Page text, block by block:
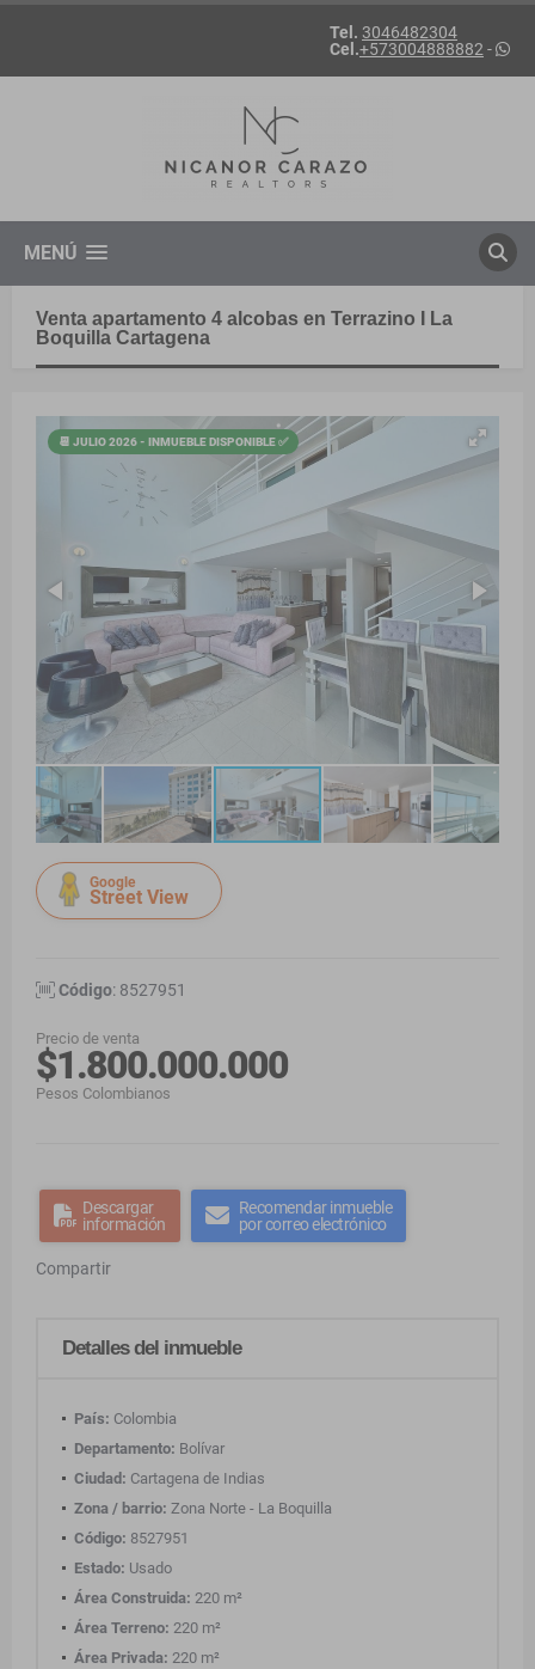
Tel. 3046482304
Cel.+573004888882 -
MENÚ
Venta apartamento 4 alcobas en Terrazino I La
Boquilla Cartagena
📆 JULIO 2026 - INMUEBLE DISPONIBLE ✅
Google
Street View
Código: 8527951
Precio de venta
$1.800.000.000
Pesos Colombianos
Descargar
información
Recomendar inmueble
por correo electrónico
Compartir
Detalles del inmueble
País: Colombia
Departamento: Bolívar
Ciudad: Cartagena de Indias
Zona / barrio: Zona Norte - La Boquilla
Código: 8527951
Estado: Usado
Área Construida: 220 m²
Área Terreno: 220 m²
Área Privada: 220 m²